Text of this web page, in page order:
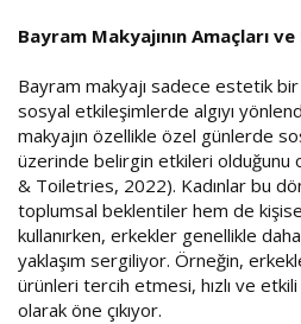
Bayram Makyajının Amaçları
Bayram makyajı sadece estetik bir
sosyal etkileşimlerde algıyı
makyajın özellikle özel günlerde
üzerinde belirgin etkileri olduğunu
& Toiletries, 2022). Kadınlar bu
toplumsal beklentiler hem de
kullanırken, erkekler genellikle
yaklaşım sergiliyor. Örneğin,
ürünleri tercih etmesi, hızlı ve
olarak öne çıkıyor.